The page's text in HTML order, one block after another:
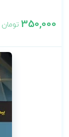
350,000تومان